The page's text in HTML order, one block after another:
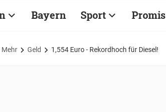
Bayern Sport Promis
Mehr Geld 1,554 Euro - Rekordhoch für Diesel!